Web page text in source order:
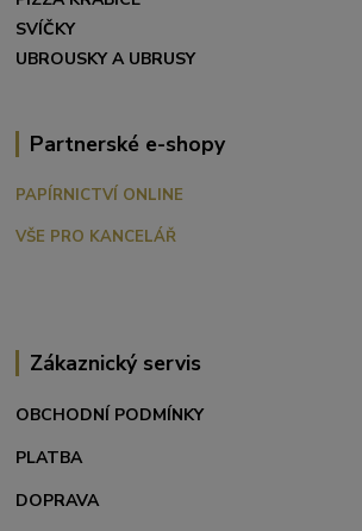
SVÍČKY
UBROUSKY A UBRUSY
Partnerské e-shopy
PAPÍRNICTVÍ ONLINE
VŠE PRO KANCELÁŘ
Zákaznický servis
OBCHODNÍ PODMÍNKY
PLATBA
DOPRAVA